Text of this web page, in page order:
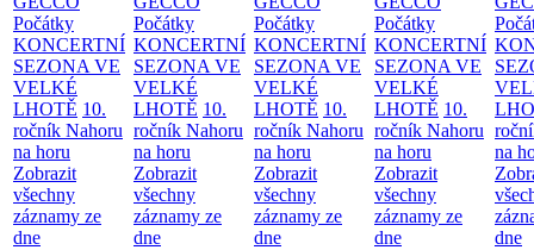
Počátky
KONCERTNÍ
SEZONA VE
VELKÉ
LHOTĚ 10.
ročník Nahoru
na horu
Zobrazit
všechny
záznamy ze
dne
Počátky
KONCERTNÍ
SEZONA VE
VELKÉ
LHOTĚ 10.
ročník Nahoru
na horu
Zobrazit
všechny
záznamy ze
dne
Počátky
KONCERTNÍ
SEZONA VE
VELKÉ
LHOTĚ 10.
ročník Nahoru
na horu
Zobrazit
všechny
záznamy ze
dne
Počátky
KONCERTNÍ
SEZONA VE
VELKÉ
LHOTĚ 10.
ročník Nahoru
na horu
Zobrazit
všechny
záznamy ze
dne
na
dne